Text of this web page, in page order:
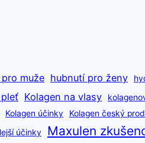
muže hubnutí pro ženy
Kolagen na vlasy
Kolagen účinky Kolagen český
účinky Maxulen